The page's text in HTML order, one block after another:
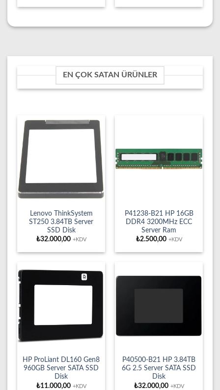
EN ÇOK SATAN ÜRÜNLER
Lenovo ThinkSystem
ST250 3.84TB Server
SSD Disk
₺32.000,00 +KDV
P41238-B21 HP 16GB
DDR4 3200MHz ECC
Server Ram
₺2.500,00 +KDV
HP ProLiant DL160 Gen8
960GB Server SATA SSD
Disk
₺11.000,00 +KDV
P40500-B21 HP 3.84TB
6G 2.5 Server SATA SSD
Disk
₺32.000,00 +KDV